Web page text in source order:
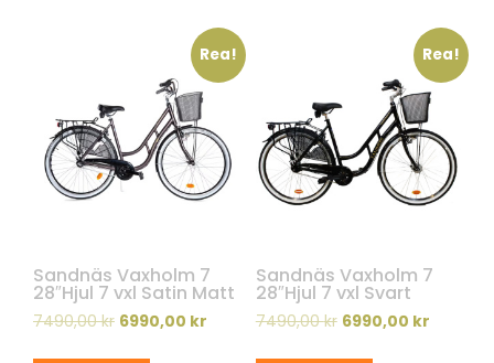
Rea!
Sandnäs Vaxholm 7
28″Hjul 7 vxl Satin Matt
7490,00kr 6990,00 kr
Rea!
Sandnäs Vaxholm 7
28″Hjul 7 vxl Svart
7490,00kr 6990,00 kr